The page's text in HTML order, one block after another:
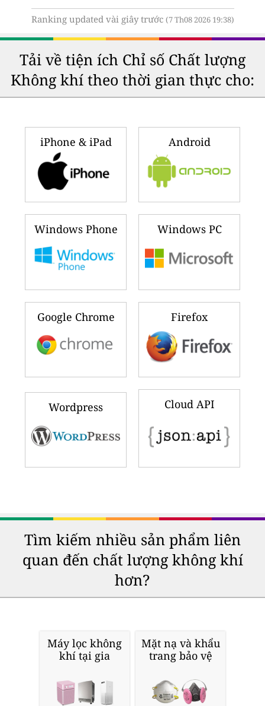
Ranking updated vài giây trước (7 Th08 2026 19:38)
Tải về tiện ích Chỉ số Chất lượng
Không khí theo thời gian thực cho:
iPhone & iPad Android
Windows Phone Windows PC
Google Chrome Firefox
Wordpress Cloud API
Tìm kiếm nhiều sản phẩm liên
quan đến chất lượng không khí
hơn?
Máy lọc không
khí tại gia
Mặt nạ và khẩu
trang bảo vệ